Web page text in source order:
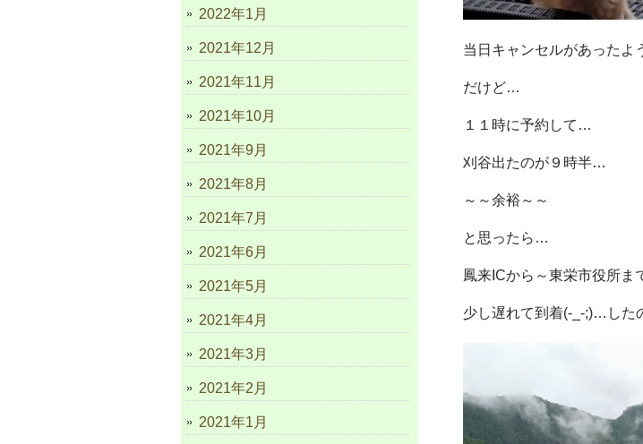
当日キャンセルがあったよ
だけど…
１１時に予約して…
刈谷出たのが９時半…
～～余裕～～
と思ったら…
鳳来ICから～東栄市役所
少し遅れて到着(-_-;)…し
2022年1月
2021年12月
2021年11月
2021年10月
2021年9月
2021年8月
2021年7月
2021年6月
2021年5月
2021年4月
2021年3月
2021年2月
2021年1月